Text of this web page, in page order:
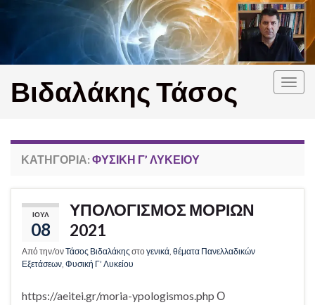
Βιδαλάκης Τάσος
ΚΑΤΗΓΟΡΊΑ: ΦΥΣΙΚΉ Γ’ ΛΥΚΕΊΟΥ
ΙΟΎΛ
08
ΥΠΟΛΟΓΙΣΜΟΣ ΜΟΡΙΩΝ
2021
Από την/ονΤάσος Βιδαλάκης στογενικά, θέματα Πανελλαδικών
Εξετάσεων, Φυσική Γ’ Λυκείου
https://aeitei.gr/moria-ypologismos.php Ο